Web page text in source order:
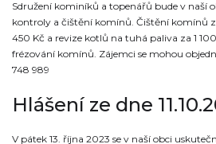
Sdružení kominíků a topenářů bude v naší
kontroly a čištění komínů. Čištění komínů
450 Kč a revize kotlů na tuhá paliva za 1
frézování komínů. Zájemci se mohou
748 989
Hlášení ze dne
V pátek 13. října 2023 se v naší obci